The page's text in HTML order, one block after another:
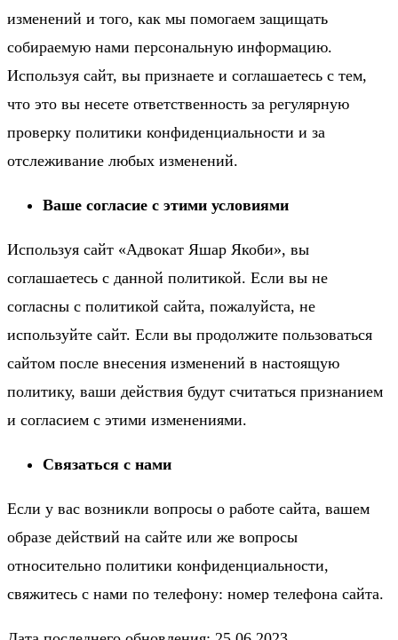
изменений и того, как мы помогаем защищать
собираемую нами персональную информацию.
Используя сайт, вы признаете и соглашаетесь с тем,
что это вы несете ответственность за регулярную
проверку политики конфиденциальности и за
отслеживание любых изменений.
Ваше согласие с этими условиями
Используя сайт «Адвокат Яшар Якоби», вы
соглашаетесь с данной политикой. Если вы не
согласны с политикой сайта, пожалуйста, не
используйте сайт. Если вы продолжите пользоваться
сайтом после внесения изменений в настоящую
политику, ваши действия будут считаться признанием
и согласием с этими изменениями.
Связаться с нами
Если у вас возникли вопросы о работе сайта, вашем
образе действий на сайте или же вопросы
относительно политики конфиденциальности,
свяжитесь с нами по телефону: номер телефона сайта.